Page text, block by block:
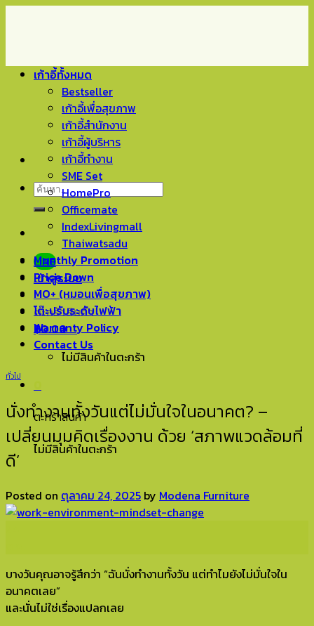
ค้นหา:
LINE
เข้าสู่ระบบ
ตะกร้าสินค้า
฿0.000
ไม่มีสินค้าในตะกร้า
ตะกร้าสินค้า
ไม่มีสินค้าในตะกร้า
เก้าอี้ทั้งหมด
Bestseller
เก้าอี้เพื่อสุขภาพ
เก้าอี้สำนักงาน
เก้าอี้ผู้บริหาร
เก้าอี้ทำงาน
SME Set
HomePro
Officemate
IndexLivingmall
Thaiwatsadu
Monthly Promotion
Price Down
MO+ (หมอนเพื่อสุขภาพ)
โต๊ะปรับระดับไฟฟ้า
Warranty Policy
Contact Us
ทั่วไป
นั่งทำงานทั้งวันแต่ไม่มั่นใจในอนาคต? –
เปลี่ยนมุมคิดเรื่องงาน ด้วย ‘สภาพแวดล้อมที่
ดี’
Posted on ตุลาคม 24, 2025 by Modena Furniture
บางวันคุณอาจรู้สึกว่า “ฉันนั่งทำงานทั้งวัน แต่ทำไมยังไม่มั่นใจใน
อนาคตเลย”
และนั่นไม่ใช่เรื่องแปลกเลย